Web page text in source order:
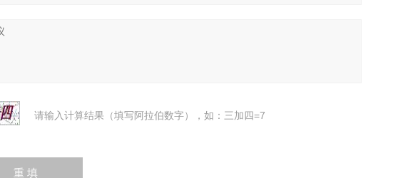
请输入计算结果（填写阿拉伯数字），如：三加四=7